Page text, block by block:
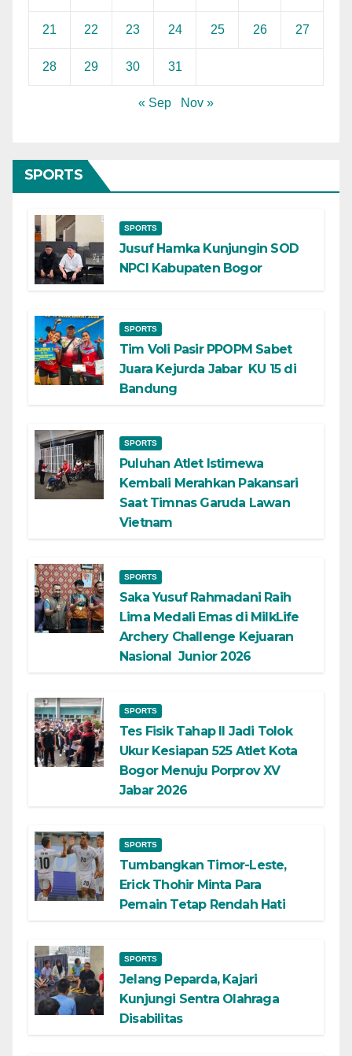
21 22 23 24 25 26 27
28 29 30 31
« Sep Nov »
SPORTS
SPORTS
Jusuf Hamka Kunjungin SOD
NPCI Kabupaten Bogor
SPORTS
Tim Voli Pasir PPOPM Sabet
Juara Kejurda Jabar KU 15 di
Bandung
SPORTS
Puluhan Atlet Istimewa
Kembali Merahkan Pakansari
Saat Timnas Garuda Lawan
Vietnam
SPORTS
Saka Yusuf Rahmadani Raih
Lima Medali Emas di MilkLife
Archery Challenge Kejuaran
Nasional Junior 2026
SPORTS
Tes Fisik Tahap II Jadi Tolok
Ukur Kesiapan 525 Atlet Kota
Bogor Menuju Porprov XV
Jabar 2026
SPORTS
Tumbangkan Timor-Leste,
Erick Thohir Minta Para
Pemain Tetap Rendah Hati
SPORTS
Jelang Peparda, Kajari
Kunjungi Sentra Olahraga
Disabilitas